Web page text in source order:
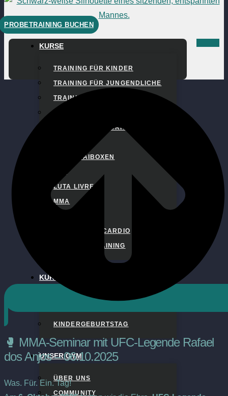
PROBETRAINING BUCHEN
KURSE
TRAINING FÜR KINDER
TRAINING FÜR JUNGENDLICHE
TRAINING FÜR FRAUEN
BOXING PADS WORKOUT
KICK-THAIBOXEN
LUTA LIVRE
MMA
FITNESS UND CARDIO
PERSONALTRAINING
KURSPLAN
KINDERGEBURTSTAG
UNSER GYM
ÜBER UNS
COMMUNITY
NACH OBEN SCROLLEN
🥊 MMA-Seminar mit UFC-Legende Rafael
dos Anjos – 06.10.2025
Was. Für. Ein. Tag!